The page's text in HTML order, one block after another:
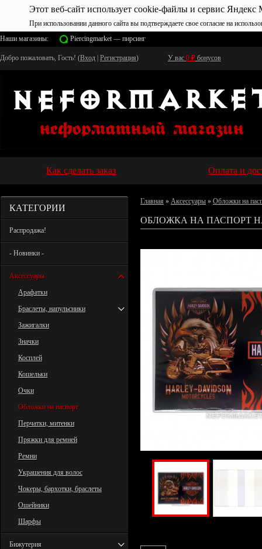
Этот веб-сайт использует cookie-файлы и сервис Яндекс
При использовании данного сайта вы подтверждаете свое согласие на
Наши магазины:
Piercingmarket — пирсинг
Добро пожаловать, Гость! (Вход Регистрация) У вас 0 ₽ бонусов
Как сделать заказ Оплата и
КАТЕГОРИИ
Распродажа!
- Новинки -
Аксессуары
Арафатки
Браслеты, напульсники
Зажигалки
Значки
Косплей
Кошельки
Очки
Обложки на паспорт
Перчатки, митенки
Пряжки для ремней
Ремни
Украшения для волос
Чокеры, бархотки, браслеты
Ошейники
Шарфы
Бижутерия
Главная » Аксессуары » Обложки на
ОБЛОЖКА НА ПАСПОРТ